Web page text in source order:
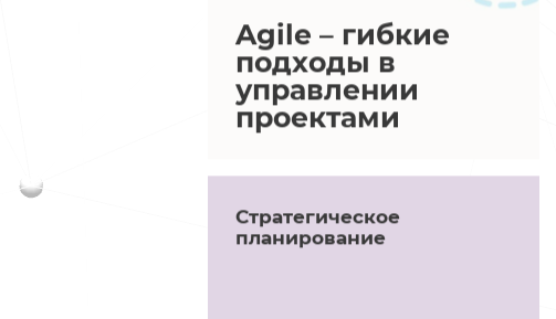
Agile – гибкие
подходы в
управлении
проектами
Стратегическое
планирование